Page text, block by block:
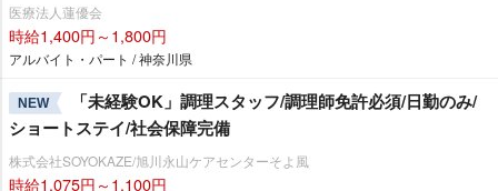
医療法人蓮優会
時給1,400円～1,800円
アルバイト・パート / 神奈川県
NEW
「未経験OK」調理スタッフ/調理師免許必須/日勤のみ/
ショートステイ/社会保障完備
株式会社SOYOKAZE/旭川永山ケアセンターそよ風
時給1,075円～1,100円